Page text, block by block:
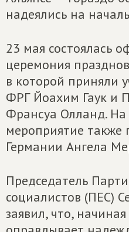
надеялись на
23 мая состоялась
церемония
в которой приняли
ФРГ Йоахим Гаук и
Франсуа Олланд. На
мероприятие также
Германии Ангела
Председатель
социалистов (ПЕС)
заявил, что,